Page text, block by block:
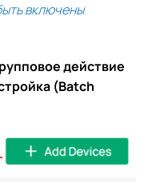
включены
действие
(Batch